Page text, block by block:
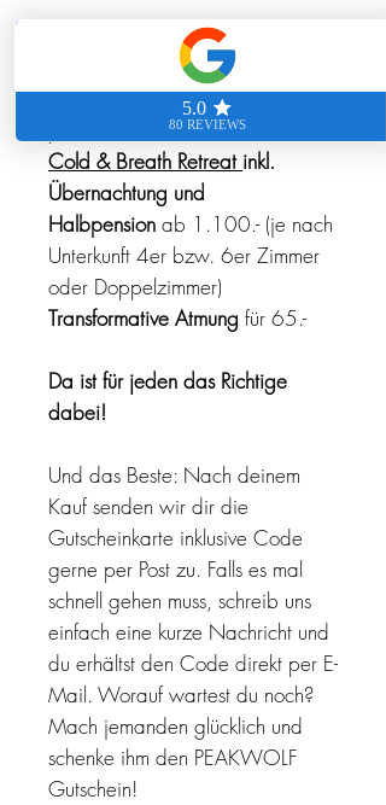
Du willst etwas ganz Bestimmtes
verschenken? Kein Ding! Wir
haben hier für dich die
passenden Werte:
Cold & Breath Retreat inkl.
Übernachtung und
Halbpension ab 1.100.- (je nach
Unterkunft 4er bzw. 6er Zimmer
oder Doppelzimmer)
Transformative Atmung für 65.-
Da ist für jeden das Richtige
dabei!
Und das Beste: Nach deinem
Kauf senden wir dir die
Gutscheinkarte inklusive Code
gerne per Post zu. Falls es mal
schnell gehen muss, schreib uns
einfach eine kurze Nachricht und
du erhältst den Code direkt per E-
Mail. Worauf wartest du noch?
Mach jemanden glücklich und
schenke ihm den PEAKWOLF
Gutschein!